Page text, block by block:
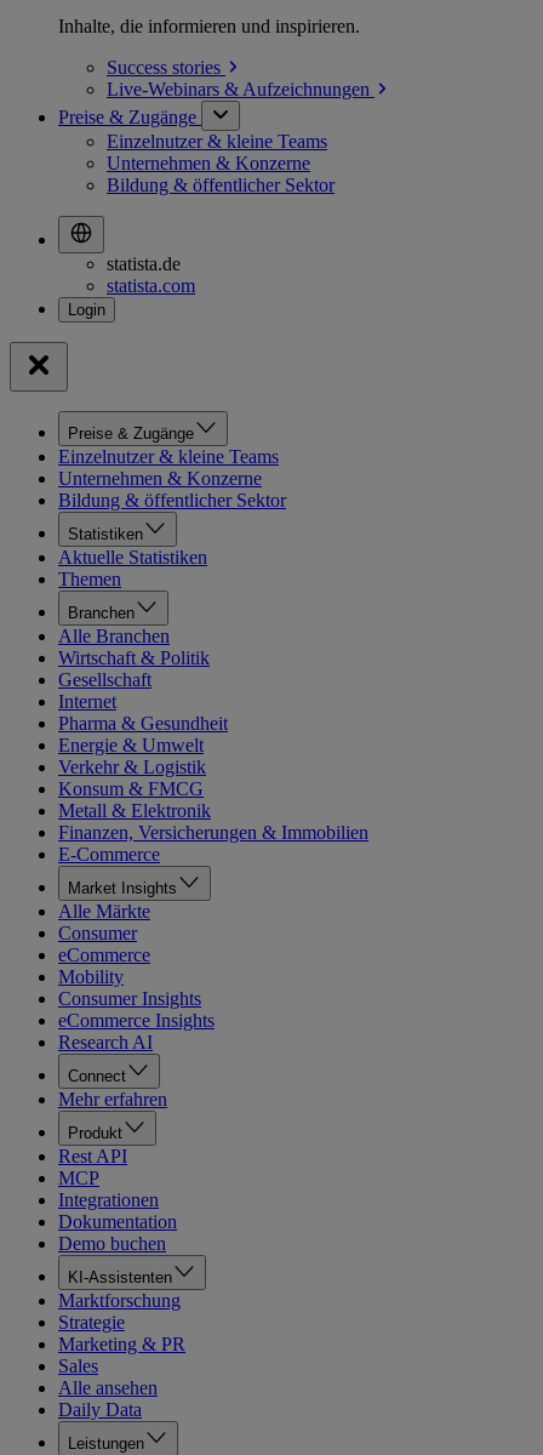
Inhalte, die informieren und inspirieren.
Success stories
Live-Webinars & Aufzeichnungen
Preise & Zugänge
Einzelnutzer & kleine Teams
Unternehmen & Konzerne
Bildung & öffentlicher Sektor
statista.de
statista.com
Preise & Zugänge
Einzelnutzer & kleine Teams
Unternehmen & Konzerne
Bildung & öffentlicher Sektor
Statistiken
Aktuelle Statistiken
Themen
Branchen
Alle Branchen
Wirtschaft & Politik
Gesellschaft
Internet
Pharma & Gesundheit
Energie & Umwelt
Verkehr & Logistik
Konsum & FMCG
Metall & Elektronik
Finanzen, Versicherungen & Immobilien
E-Commerce
Market Insights
Alle Märkte
Consumer
eCommerce
Mobility
Consumer Insights
eCommerce Insights
Research AI
Connect
Mehr erfahren
Produkt
Rest API
MCP
Integrationen
Dokumentation
Demo buchen
KI-Assistenten
Marktforschung
Strategie
Marketing & PR
Sales
Alle ansehen
Daily Data
Leistungen